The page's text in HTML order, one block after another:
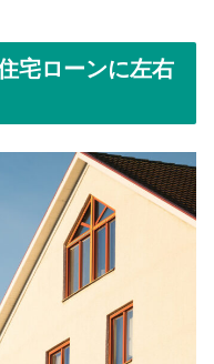
宅ローンに左右